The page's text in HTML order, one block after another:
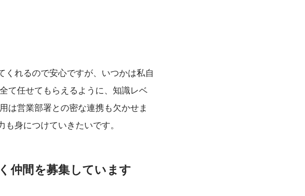
れるので安心ですが、いつかは私自
て任せてもらえるように、知識レベ
は営業部署との密な連携も欠かせま
身につけていきたいです。
仲間を募集しています